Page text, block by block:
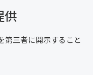
供
第三者に開示すること